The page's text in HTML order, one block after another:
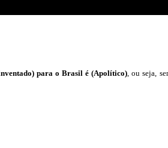
para o Brasil é (Apolítico), ou seja,